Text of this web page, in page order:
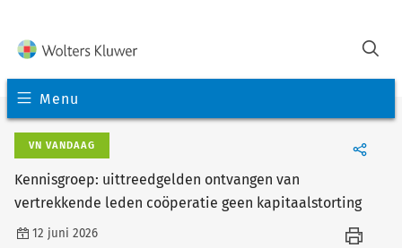
Menu
VN VANDAAG
Kennisgroep: uittreedgelden ontvangen van
vertrekkende leden coöperatie geen kapitaalstorting
12 juni 2026